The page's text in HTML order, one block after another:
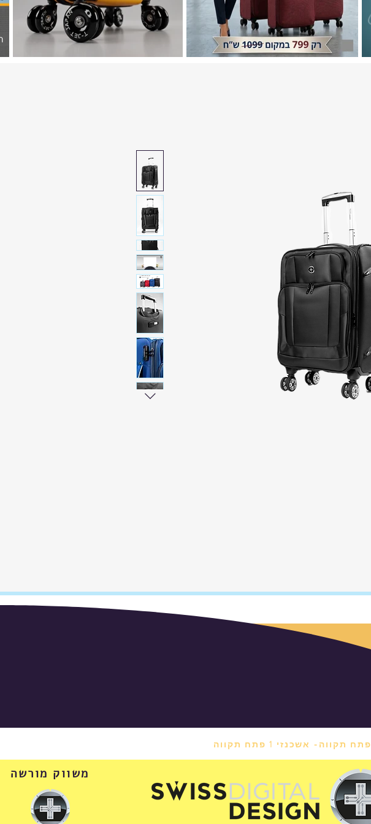
פתח תקווה- אשכנזי 1 פתח תקווה
משווק מורשה